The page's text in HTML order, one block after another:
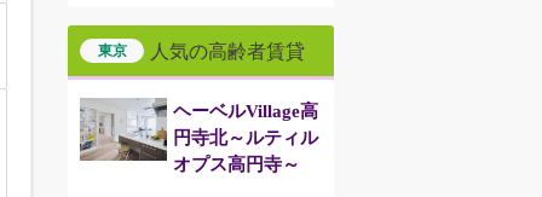
東京 人気の高齢者賃貸
ヘーベルVillage高
円寺北～ルティル
オプス高円寺～